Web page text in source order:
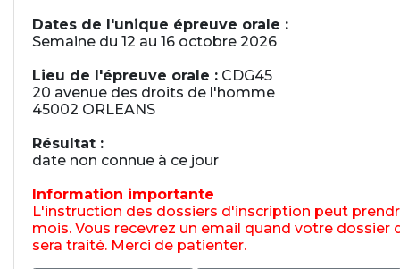
Dates de l'unique épreuve orale :
Semaine du 12 au 16 octobre 2026
Lieu de l'épreuve orale : CDG45
20 avenue des droits de l'homme
45002 ORLEANS
Résultat :
date non connue à ce jour
Information importante
L'instruction des dossiers d'inscription peut
mois. Vous recevrez un email quand votre dossier
sera traité. Merci de patienter.